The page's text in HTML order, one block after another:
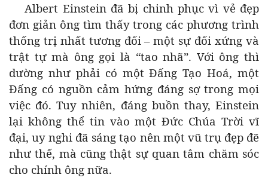
Albert Einstein đã bị chinh phục vì vẻ đẹp
đơn giản ông tìm thấy trong các phương trình
thống trị nhất tương đối – một sự đối xứng và
trật tự mà ông gọi là “tao nhã”. Với ông thì
dường như phải có một Đấng Tạo Hoá, một
Đấng có nguồn cảm hứng đáng sợ trong mọi
việc đó. Tuy nhiên, đáng buồn thay, Einstein
lại không thể tin vào một Đức Chúa Trời vĩ
đại, uy nghi đã sáng tạo nên một vũ trụ đẹp đẽ
như thế, mà cũng thật sự quan tâm chăm sóc
cho chính ông nữa.